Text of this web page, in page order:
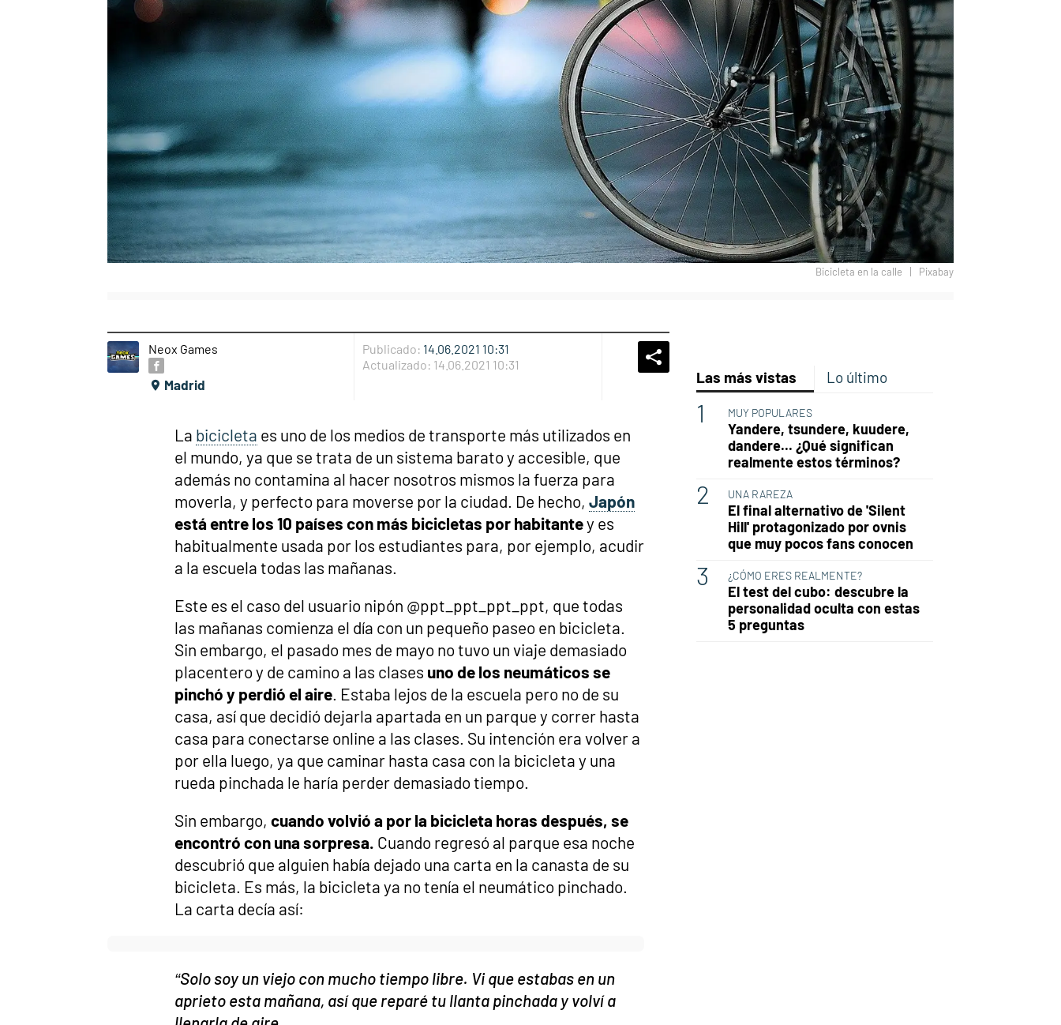
Pixabay
Bicicleta en la calle
Neox Games
Madrid
Publicado: 14.06.2021 10:31
Actualizado: 14.06.2021 10:31 Whatsapp
Compartir
La bicicleta es uno de los medios de transporte más utilizados en
el mundo, ya que se trata de un sistema barato y accesible, que
además no contamina al hacer nosotros mismos la fuerza para
moverla, y perfecto para moverse por la ciudad. De hecho, Japón
está entre los 10 países con más bicicletas por habitantey es
habitualmente usada por los estudiantes para, por ejemplo, acudir
a la escuela todas las mañanas.
Este es el caso del usuario nipón @ppt_ppt_ppt_ppt, que todas
las mañanas comienza el día con un pequeño paseo en bicicleta.
Sin embargo, el pasado mes de mayo no tuvo un viaje demasiado
placentero y de camino a las clases uno de los neumáticos se
pinchó y perdió el aire. Estaba lejos de la escuela pero no de su
casa, así que decidió dejarla apartada en un parque y correr hasta
casa para conectarse online a las clases. Su intención era volver a
por ella luego, ya que caminar hasta casa con la bicicleta y una
rueda pinchada le haría perder demasiado tiempo.
Sin embargo, cuando volvió a por la bicicleta horas después, se
encontró con una sorpresa. Cuando regresó al parque esa noche
descubrió que alguien había dejado una carta en la canasta de su
bicicleta. Es más, la bicicleta ya no tenía el neumático pinchado.
La carta decía así:
“Solo soy un viejo con mucho tiempo libre. Vi que estabas en un
aprieto esta mañana, así que reparé tu llanta pinchada y volví a
Las más vistas Lo último
MUY POPULARES
Yandere, tsundere, kuudere,
dandere... ¿Qué significan
realmente estos términos?
UNA RAREZA
El final alternativo de 'Silent
Hill' protagonizado por ovnis
que muy pocos fans conocen
¿CÓMO ERES REALMENTE?
El test del cubo: descubre la
personalidad oculta con estas
5 preguntas